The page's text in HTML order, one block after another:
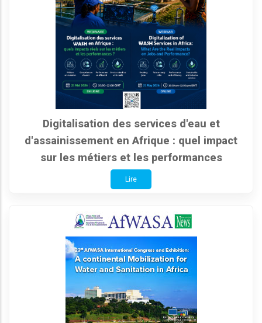
Digitalisation des services d'eau et
d'assainissement en Afrique : quel impact
sur les métiers et les performances
Lire